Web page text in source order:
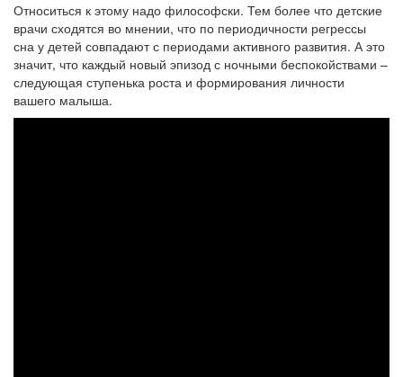
Относиться к этому надо философски. Тем более что детские
врачи сходятся во мнении, что по периодичности регрессы
сна у детей совпадают с периодами активного развития. А это
значит, что каждый новый эпизод с ночными беспокойствами –
следующая ступенька роста и формирования личности
вашего малыша.